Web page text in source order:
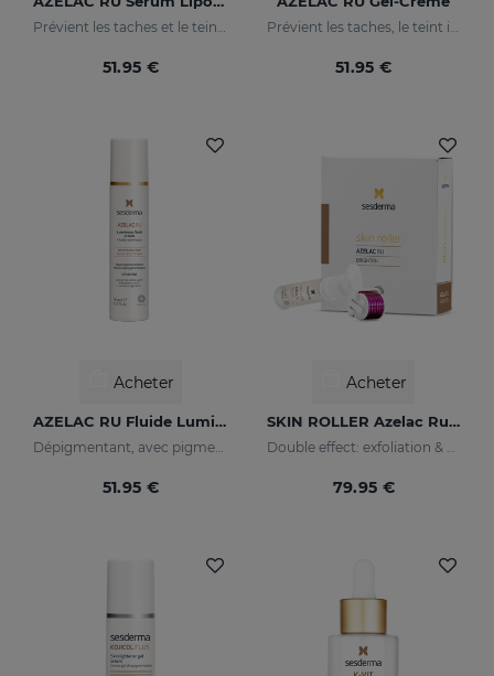
Prévient les taches et le teint irrégulier
51.95 €
Prévient les taches, le teint irrégulier et les rides sur la peau
51.95 €
Acheter
AZELAC RU Fluide Lumineux
51.95 €
Acheter
SKIN ROLLER Azelac Ru 10 Ml
79.95 €